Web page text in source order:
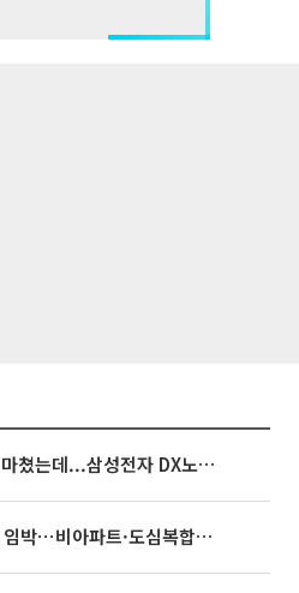
3445억 자사주 지급 마쳤는데...삼성전자 DX노조, 뒤늦은 '떼쓰기 집회'
영끌 '주택공급' 대책 임박⋯비아파트·도심복합까지 총동원